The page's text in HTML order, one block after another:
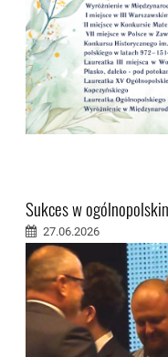
Sukces w
27.06.2026